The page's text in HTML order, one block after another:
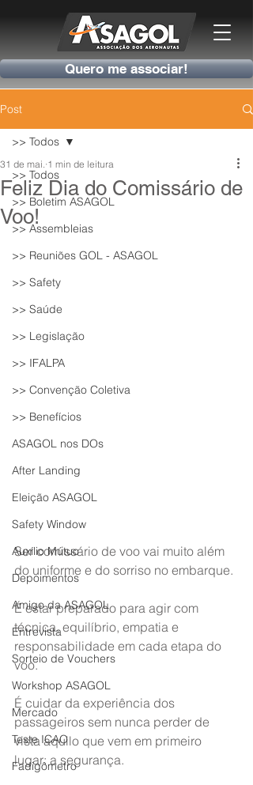
Quero me associar!
Post
>> Todos
>> Boletim ASAGOL
>> Assembleias
>> Reuniões GOL - ASAGOL
>> Safety
>> Saúde
>> Legislação
>> IFALPA
>> Convenção Coletiva
>> Benefícios
ASAGOL nos DOs
After Landing
Eleição ASAGOL
Safety Window
Auxílio Mútuo
Depoimentos
Amigo da ASAGOL
Entrevista
Sorteio de Vouchers
Workshop ASAGOL
Mercado
Teste ICAO
Fadigômetro
>> Todos
Feliz Dia do Comissário de
Voo!
31 de mai. 1 min de leitura
Ser comissário de voo vai muito além
do uniforme e do sorriso no embarque.
É estar preparado para agir com
técnica, equilíbrio, empatia e
responsabilidade em cada etapa do
voo.
É cuidar da experiência dos
passageiros sem nunca perder de
vista aquilo que vem em primeiro
lugar: a segurança.